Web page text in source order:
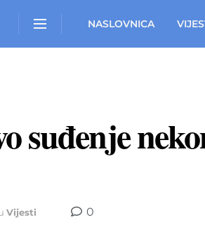
NASLOVNICA
suđenje
Vijesti 0